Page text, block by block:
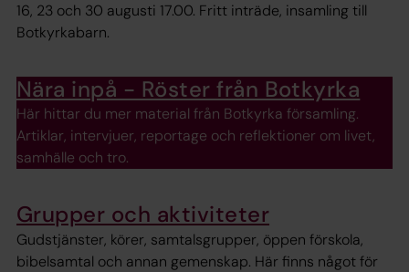
16, 23 och 30 augusti 17.00. Fritt inträde, insamling till
Botkyrkabarn.
Nära inpå - Röster från Botkyrka
Här hittar du mer material från Botkyrka församling.
Artiklar, intervjuer, reportage och reflektioner om livet,
samhälle och tro.
Grupper och aktiviteter
Gudstjänster, körer, samtalsgrupper, öppen förskola,
bibelsamtal och annan gemenskap. Här finns något för